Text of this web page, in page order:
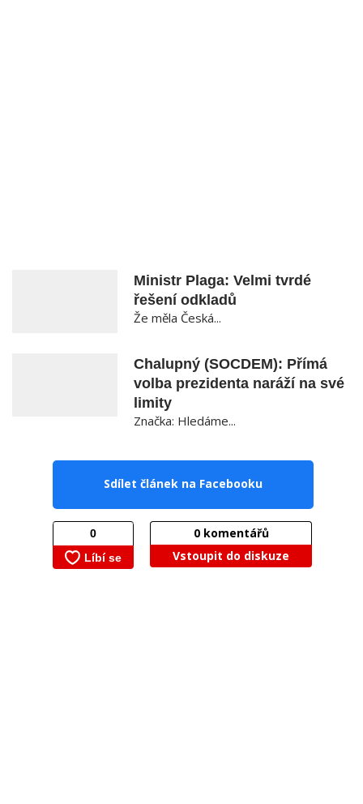
Ministr Plaga: Velmi tvrdé
řešení odkladů
Že měla Česká...
Chalupný (SOCDEM): Přímá
volba prezidenta naráží na své
limity
Značka: Hledáme...
Sdílet článek na Facebooku
0komentářů
Vstoupit do diskuze